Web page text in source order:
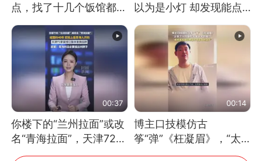
点，找了十几个饭馆都没
开门：午休到几点
以为是小灯 却发现能点
燃香烟 当事人：已报警
处理
00:37
你楼下的“兰州拉面”或改
名“青海拉面”，天津72家
面馆已集体更换招牌
00:14
博主口技模仿古
筝“弹”《枉凝眉》，“太
像了～你是吃古筝长大的